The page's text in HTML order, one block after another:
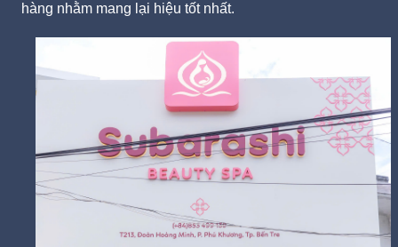
hàng nhằm mang lại hiệu tốt nhất.